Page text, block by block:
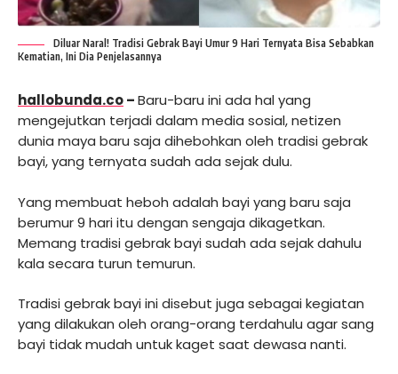
Diluar Naral! Tradisi Gebrak Bayi Umur 9 Hari Ternyata Bisa Sebabkan
Kematian, Ini Dia Penjelasannya
hallobunda.co–Baru-baru ini ada hal yang
mengejutkan terjadi dalam media sosial, netizen
dunia maya baru saja dihebohkan oleh tradisi gebrak
bayi, yang ternyata sudah ada sejak dulu.
Yang membuat heboh adalah bayi yang baru saja
berumur 9 hari itu dengan sengaja dikagetkan.
Memang tradisi gebrak bayi sudah ada sejak dahulu
kala secara turun temurun.
Tradisi gebrak bayi ini disebut juga sebagai kegiatan
yang dilakukan oleh orang-orang terdahulu agar sang
bayi tidak mudah untuk kaget saat dewasa nanti.